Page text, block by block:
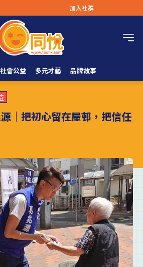
加入社群
社會公益 多元才藝 品牌故事
｜把初心留在屋邨，把信任